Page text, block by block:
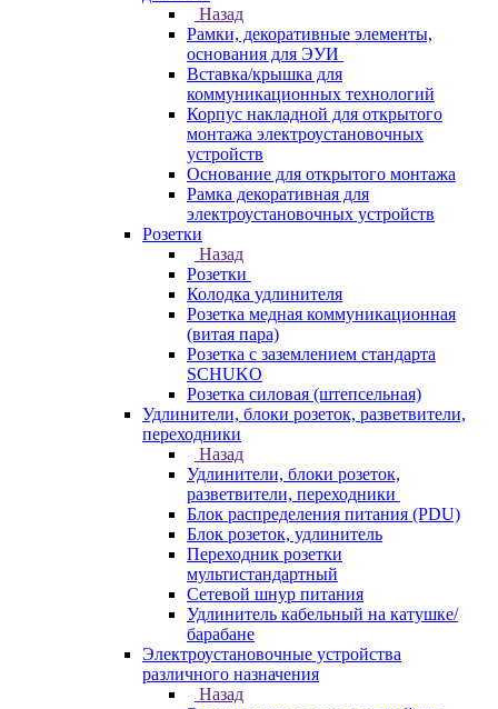
Назад
Рамки, декоративные элементы,
основания для ЭУИ
Вставка/крышка для
коммуникационных технологий
Корпус накладной для открытого
монтажа электроустановочных
устройств
Основание для открытого монтажа
Рамка декоративная для
электроустановочных устройств
Розетки
Назад
Розетки
Колодка удлинителя
Розетка медная коммуникационная
(витая пара)
Розетка с заземлением стандарта
SCHUKO
Розетка силовая (штепсельная)
Удлинители, блоки розеток, разветвители,
переходники
Назад
Удлинители, блоки розеток,
разветвители, переходники
Блок распределения питания (PDU)
Блок розеток, удлинитель
Переходник розетки
мультистандартный
Сетевой шнур питания
Удлинитель кабельный на катушке/
барабане
Электроустановочные устройства
различного назначения
Назад